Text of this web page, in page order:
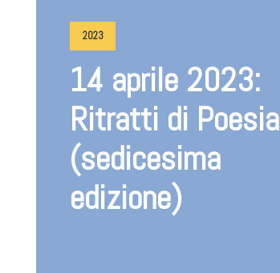
2023
14 aprile 2023:
Ritratti di Poesia
(sedicesima
edizione)